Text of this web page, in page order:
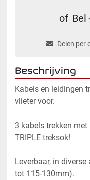
of Bel
Delen per
Beschrijving
Kabels en leidingen
vlieter voor.
3 kabels trekken met
TRIPLE treksok!
Leverbaar, in
tot 115-130mm).